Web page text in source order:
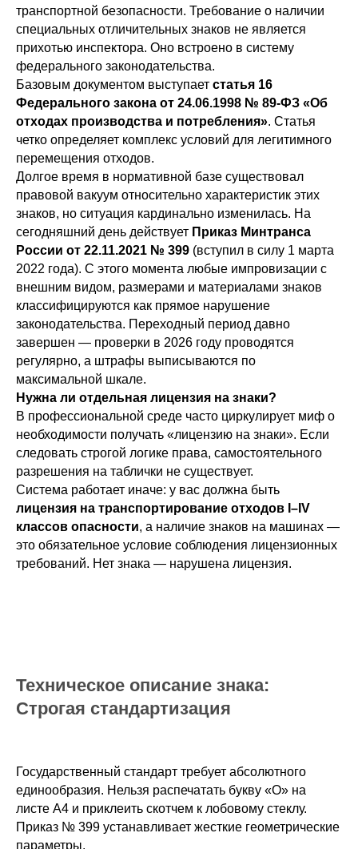
транспортной безопасности. Требование о наличии
специальных отличительных знаков не является
прихотью инспектора. Оно встроено в систему
федерального законодательства.
Базовым документом выступает статья 16
Федерального закона от 24.06.1998 № 89-ФЗ «Об
отходах производства и потребления». Статья
четко определяет комплекс условий для легитимного
перемещения отходов.
Долгое время в нормативной базе существовал
правовой вакуум относительно характеристик этих
знаков, но ситуация кардинально изменилась. На
сегодняшний день действует Приказ Минтранса
России от 22.11.2021 № 399 (вступил в силу 1 марта
2022 года). С этого момента любые импровизации с
внешним видом, размерами и материалами знаков
классифицируются как прямое нарушение
законодательства. Переходный период давно
завершен — проверки в 2026 году проводятся
регулярно, а штрафы выписываются по
максимальной шкале.
Нужна ли отдельная лицензия на знаки?
В профессиональной среде часто циркулирует миф о
необходимости получать «лицензию на знаки». Если
следовать строгой логике права, самостоятельного
разрешения на таблички не существует.
Система работает иначе: у вас должна быть
лицензия на транспортирование отходов I–IV
классов опасности, а наличие знаков на машинах —
это обязательное условие соблюдения лицензионных
требований. Нет знака — нарушена лицензия.
Техническое описание знака:
Строгая стандартизация
Государственный стандарт требует абсолютного
единообразия. Нельзя распечатать букву «О» на
листе А4 и приклеить скотчем к лобовому стеклу.
Приказ № 399 устанавливает жесткие геометрические
параметры.